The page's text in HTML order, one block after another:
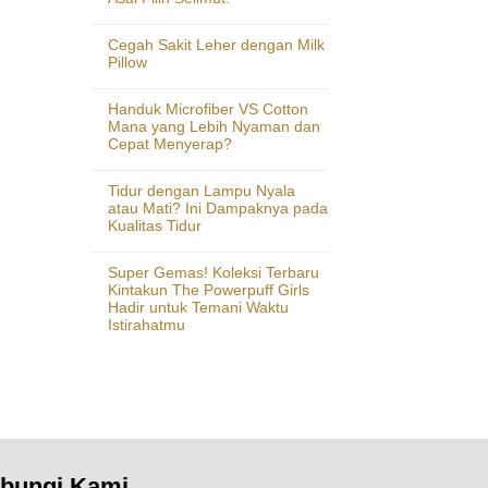
Cegah Sakit Leher dengan Milk
Pillow
Handuk Microfiber VS Cotton
Mana yang Lebih Nyaman dan
Cepat Menyerap?
Tidur dengan Lampu Nyala
atau Mati? Ini Dampaknya pada
Kualitas Tidur
Super Gemas! Koleksi Terbaru
Kintakun The Powerpuff Girls
Hadir untuk Temani Waktu
Istirahatmu